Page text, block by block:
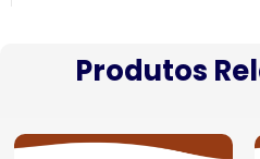
Produtos